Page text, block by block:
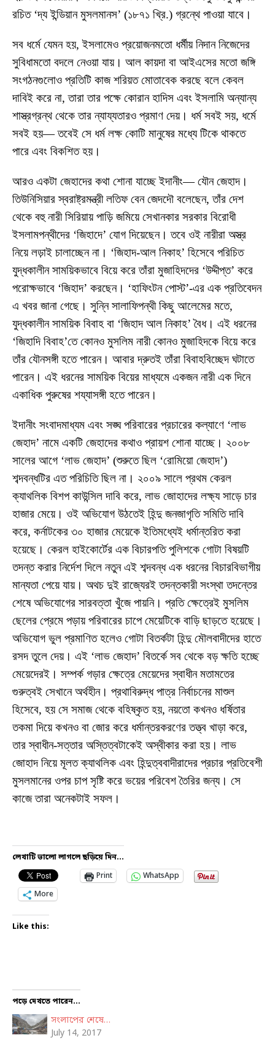
রচিত ‘দ্য ইন্ডিয়ান মুসলমানস’ (১৮৭১ খ্রি.) গ্রন্থে পাওয়া যাবে।
সব ধর্মে যেমন হয়, ইসলামেও প্রয়োজনমতো ধর্মীয় নিদান নিজেদের
সুবিধামতো বদলে নেওয়া যায়। আল কায়দা বা আইএসের মতো জঙ্গি
সংগঠনগুলোও প্রতিটি কাজ শরিয়ত মোতাবেক করছে বলে কেবল
দাবিই করে না, তারা তার পক্ষে কোরান হাদিস এবং ইসলামি অন্যান্য
শাস্ত্রগ্রন্থ থেকে তার ন্যায্যতারও প্রমাণ দেয়। ধর্ম সবই সয়, ধর্মে
সবই হয়— তবেই সে ধর্ম লক্ষ কোটি মানুষের মধ্যে টিকে থাকতে
পারে এবং বিকশিত হয়।
আরও একটা জেহাদের কথা শোনা যাচ্ছে ইদানীং— যৌন জেহাদ।
তিউনিসিয়ার স্বরাষ্ট্রমন্ত্রী লতিফ বেন জেদদৌ বলেছেন, তাঁর দেশ
থেকে বহু নারী সিরিয়ায় পাড়ি জমিয়ে সেখানকার সরকার বিরোধী
ইসলামপন্থীদের ‘জিহাদে’ যোগ দিয়েছেন। তবে ওই নারীরা অস্ত্র
নিয়ে লড়াই চালাচ্ছেন না। ‘জিহাদ-আল নিকাহ’ হিসেবে পরিচিত
যুদ্ধকালীন সাময়িকভাবে বিয়ে করে তাঁরা মুজাহিদদের ‘উদ্দীপ্ত’ করে
পরোক্ষভাবে ‘জিহাদ’ করছেন। ‘হাফিংটন পোস্ট’-এর এক প্রতিবেদন
এ খবর জানা গেছে। সুন্নি সালাফিপন্থী কিছু আলেমের মতে,
যুদ্ধকালীন সাময়িক বিবাহ বা ‘জিহাদ আল নিকাহ’ বৈধ। এই ধরনের
‘জিহাদি বিবাহ’তে কোনও মুসলিম নারী কোনও মুজাহিদকে বিয়ে করে
তাঁর যৌনসঙ্গী হতে পারেন। আবার দ্রুতই তাঁরা বিবাহবিচ্ছেদ ঘটাতে
পারেন। এই ধরনের সাময়িক বিয়ের মাধ্যমে একজন নারী এক দিনে
একাধিক পুরুষের শয্যাসঙ্গী হতে পারেন।
ইদানীং সংবাদমাধ্যম এবং সঙ্ঘ পরিবারের প্রচারের কল্যাণে ‘লাভ
জেহাদ’ নামে একটি জেহাদের কথাও প্রায়শ শোনা যাচ্ছে। ২০০৮
সালের আগে ‘লাভ জেহাদ’ (শুরুতে ছিল ‘রোমিয়ো জেহাদ’)
শব্দবন্ধটির এত পরিচিতি ছিল না। ২০০৯ সালে প্রথম কেরল
ক্যাথলিক বিশপ কাউন্সিল দাবি করে, লাভ জোহাদের লক্ষ্য সাড়ে চার
হাজার মেয়ে। ওই অভিযোগ উঠতেই হিন্দু জনজাগৃতি সমিতি দাবি
করে, কর্নাটকের ৩০ হাজার মেয়েকে ইতিমধ্যেই ধর্মান্তরিত করা
হয়েছে। কেরল হাইকোর্টের এক বিচারপতি পুলিশকে গোটা বিষয়টি
তদন্ত করার নির্দেশ দিলে নতুন এই শব্দবন্ধ এক ধরনের বিচারবিভাগীয়
মান্যতা পেয়ে যায়। অথচ দুই রাজ্যেরই তদন্তকারী সংস্থা তদন্তের
শেষে অভিযোগের সারবত্তা খুঁজে পায়নি। প্রতি ক্ষেত্রেই মুসলিম
ছেলের প্রেমে পড়ায় পরিবারের চাপে মেয়েটিকে বাড়ি ছাড়তে হয়েছে।
অভিযোগ ভুল প্রমাণিত হলেও গোটা বিতর্কটা হিন্দু মৌলবাদীদের হাতে
রসদ তুলে দেয়। এই ‘লাভ জেহাদ’ বিতর্কে সব থেকে বড় ক্ষতি হচ্ছে
মেয়েদেরই। সম্পর্ক গড়ার ক্ষেত্রে মেয়েদের স্বাধীন মতামতের
গুরুত্বই সেখানে অর্থহীন। প্রথাবিরুদ্ধ পাত্র নির্বাচনের মাশুল
হিসেবে, হয় সে সমাজ থেকে বহিষ্কৃত হয়, নয়তো কখনও ধর্ষিতার
তকমা দিয়ে কখনও বা জোর করে ধর্মান্তরকরণের তত্ত্ব খাড়া করে,
তার স্বাধীন-সত্তার অস্তিত্বটাকেই অস্বীকার করা হয়। লাভ
জোহাদ নিয়ে মূলত ক্যাথলিক এবং হিন্দুত্ববাদীরাদের প্রচার প্রতিবেশী
মুসলমানের ওপর চাপ সৃষ্টি করে ভয়ের পরিবেশ তৈরির জন্য। সে
কাজে তারা অনেকটাই সফল।
লেখাটি ভালো লাগলে ছড়িয়ে দিন...
Print
WhatsApp
More
Like this:
পড়ে দেখতে পারেন...
সংলাপের শেষে…
July 14, 2017